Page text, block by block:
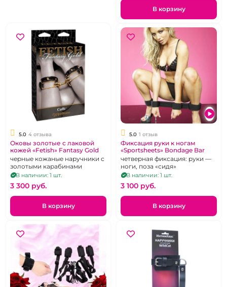
В корзину
5.0 4 отзыва
Оковы золотые с лаковой
кожей «Fetish» Fantasy Gold
черные кожаные наручники с
золотыми карабинами
В наличии: 1 шт.
3 300 pуб.
В корзину
5.0 1 отзыв
Фиксация руки к ногам
«Sportsheets» Bondage Bar
четверная фиксация: руки —
ноги, поза «сидя»
В наличии: 1 шт.
3 100 pуб.
В корзину